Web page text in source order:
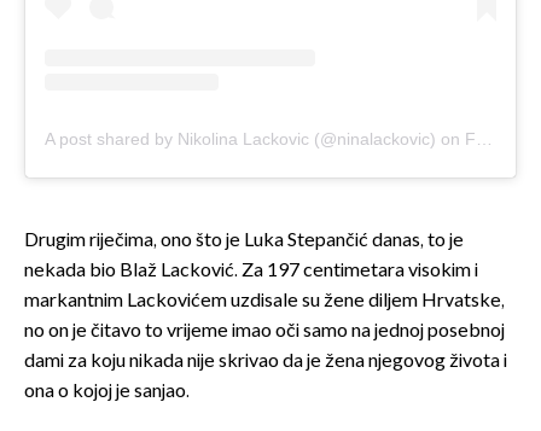
A post shared by Nikolina Lackovic (@ninalackovic) on Feb 2, 2018 at 11:55am PST
Drugim riječima, ono što je Luka Stepančić danas, to je
nekada bio Blaž Lacković. Za 197 centimetara visokim i
markantnim Lackovićem uzdisale su žene diljem Hrvatske,
no on je čitavo to vrijeme imao oči samo na jednoj posebnoj
dami za koju nikada nije skrivao da je žena njegovog života i
ona o kojoj je sanjao.